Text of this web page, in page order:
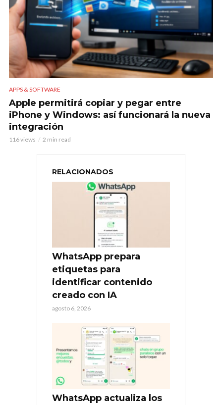
APPS & SOFTWARE
Apple permitirá copiar y pegar entre
iPhone y Windows: así funcionará la nueva
integración
116 views 2 min read
RELACIONADOS
WhatsApp prepara
etiquetas para
identificar contenido
creado con IA
agosto 6, 2026
WhatsApp actualiza los